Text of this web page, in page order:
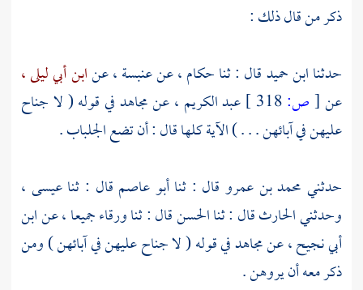
ذكر من قال ذلك :
حدثناابن حميدقال : ثناحكام ،عنعنبسة ،عنابن أبي ليلى ،
عن[ص: عبد الكريم ،عنمجاهدفي قوله ( لا جناح
عليهن في آبائهن . . . ) الآية كلها قال : أن تضع الجلباب .
حدثني محمد بن عمرو قال : ثناأبو عاصم قال : ثناعيسى ،
وحدثنيالحارثقال : ثناالحسنقال : ثناورقاءجميعا ، عنابن
أبي نجيح ،عنمجاهدفي قوله ( لا جناح عليهن في آبائهن ) ومن
ذكر معه أن يروهن .